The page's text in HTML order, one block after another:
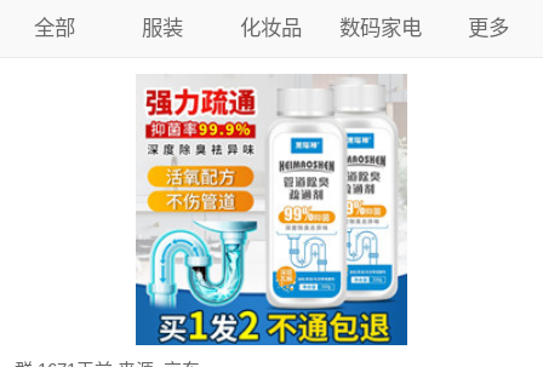
全部 服装 化妆品 数码家电 更多